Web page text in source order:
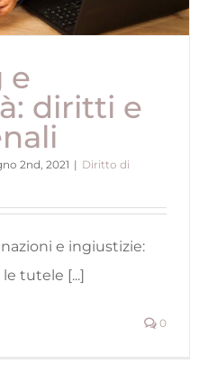
e
diritti e
2nd, 2021 | Diritto di
e ingiustizie:
tutele [...]
0